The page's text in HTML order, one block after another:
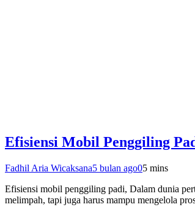
Efisiensi Mobil Penggiling
Fadhil Aria Wicaksana5 bulan ago05 mins
Efisiensi mobil penggiling padi, Dalam dunia
melimpah, tapi juga harus mampu mengelola